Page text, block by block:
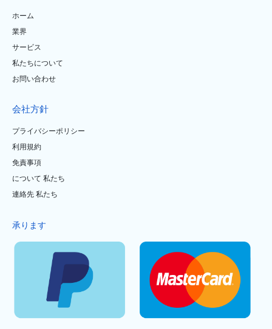
ホーム
業界
サービス
私たちについて
お問い合わせ
会社方針
プライバシーポリシー
利用規約
免責事項
について 私たち
連絡先 私たち
承ります